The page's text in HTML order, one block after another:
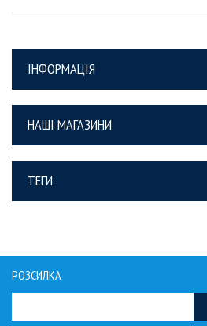
ІНФОРМАЦІЯ
НАШІ МАГАЗИНИ
ТЕГИ
РОЗСИЛКА